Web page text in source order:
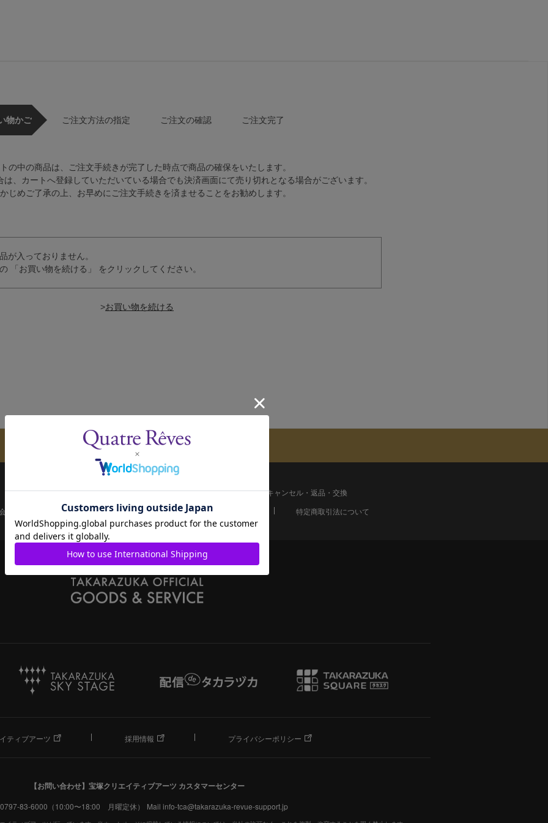
物かご ご注文方法の指定 ご注文の確認 ご注文完了
の中の商品は、ご注文手続きが完了した時点で商品の確保をいたします。
、カートへ登録していただいている場合でも決済画面にて売り切れとなる場合がございます。
じめご了承の上、お早めにご注文手続きを済ませることをお勧めします。
が入っておりません。
「お買い物を続ける」 をクリックしてください。
>
メールマガジンのご案内
配送について お支払い方法 決済について
キャンセル・返品・交換
員ページ 宝塚歌劇共通ID新規会員登録 特定商取引法について
ティブアーツ 採用情報 プライバシーポリシー
【お問い合わせ】 宝塚クリエイティブアーツ カスタマーセンター
83-6000（10:00〜18:00 月曜定休） Mail info-tca@takarazuka-revue-support.jp